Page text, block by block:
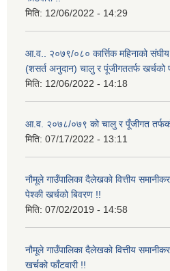
मिति: 12/06/2022 - 14:29
आ.व.. २०७९/०८० कार्त्तिक महिनाको संघीय
(शसर्त अनुदान) चालु र पूंजीगततर्फ खर्चको
मिति: 12/06/2022 - 14:18
आ.व. २०७८/०७९ को चालु र पूँजीगत तर्फको
मिति: 07/17/2022 - 13:11
नौमूले गाउँपालिका दैलेखको वित्तीय
पेश्की खर्चको बिवरण !!
मिति: 07/02/2019 - 14:58
नौमूले गाउँपालिका दैलेखको वित्तीय
खर्चको फाँटवारी !!